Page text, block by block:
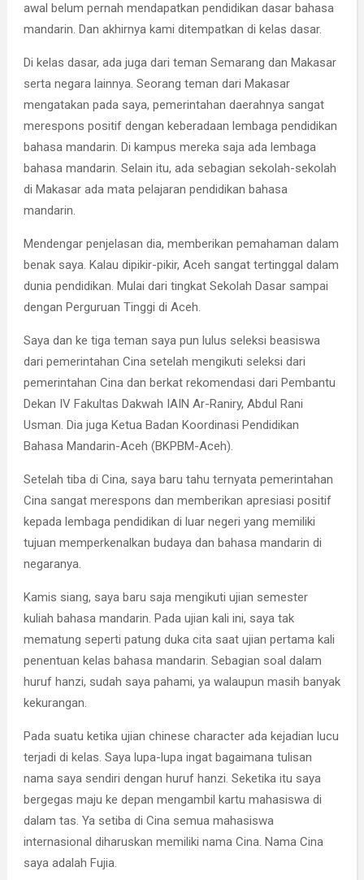
awal belum pernah mendapatkan pendidikan dasar bahasa
mandarin. Dan akhirnya kami ditempatkan di kelas dasar.
Di kelas dasar, ada juga dari teman Semarang dan Makasar
serta negara lainnya. Seorang teman dari Makasar
mengatakan pada saya, pemerintahan daerahnya sangat
merespons positif dengan keberadaan lembaga pendidikan
bahasa mandarin. Di kampus mereka saja ada lembaga
bahasa mandarin. Selain itu, ada sebagian sekolah-sekolah
di Makasar ada mata pelajaran pendidikan bahasa
mandarin.
Mendengar penjelasan dia, memberikan pemahaman dalam
benak saya. Kalau dipikir-pikir, Aceh sangat tertinggal dalam
dunia pendidikan. Mulai dari tingkat Sekolah Dasar sampai
dengan Perguruan Tinggi di Aceh.
Saya dan ke tiga teman saya pun lulus seleksi beasiswa
dari pemerintahan Cina setelah mengikuti seleksi dari
pemerintahan Cina dan berkat rekomendasi dari Pembantu
Dekan IV Fakultas Dakwah IAIN Ar-Raniry, Abdul Rani
Usman. Dia juga Ketua Badan Koordinasi Pendidikan
Bahasa Mandarin-Aceh (BKPBM-Aceh).
Setelah tiba di Cina, saya baru tahu ternyata pemerintahan
Cina sangat merespons dan memberikan apresiasi positif
kepada lembaga pendidikan di luar negeri yang memiliki
tujuan memperkenalkan budaya dan bahasa mandarin di
negaranya.
Kamis siang, saya baru saja mengikuti ujian semester
kuliah bahasa mandarin. Pada ujian kali ini, saya tak
mematung seperti patung duka cita saat ujian pertama kali
penentuan kelas bahasa mandarin. Sebagian soal dalam
huruf hanzi, sudah saya pahami, ya walaupun masih banyak
kekurangan.
Pada suatu ketika ujian chinese character ada kejadian lucu
terjadi di kelas. Saya lupa-lupa ingat bagaimana tulisan
nama saya sendiri dengan huruf hanzi. Seketika itu saya
bergegas maju ke depan mengambil kartu mahasiswa di
dalam tas. Ya setiba di Cina semua mahasiswa
internasional diharuskan memiliki nama Cina. Nama Cina
saya adalah Fujia.